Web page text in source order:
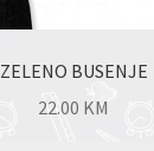
ZELENO BUSENJE
22.00 KM